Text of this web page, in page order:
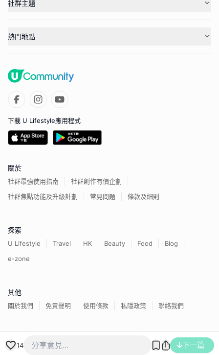
14 下一篇
社群主題
熱門地點
下載 U Lifestyle應用程式
關於
社群最強使用指南
社群創作有價企劃
社群焦點功能及升級計劃
常見問題 條款及細則
探索
U Lifestyle Travel HK Beauty Food
Blog
e-zone
其他
關於我們 免責聲明 使用條款 私隱政策 聯絡我們
香港經濟日報版權所有©